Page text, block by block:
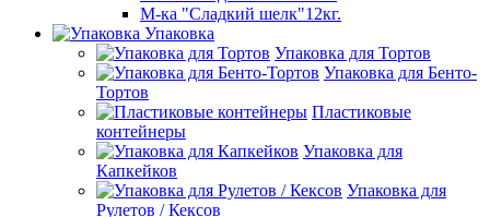
М-ка "Сладкий шелк"12кг.
Упаковка
Упаковка для Тортов
Упаковка для Бенто-
Тортов
Пластиковые
контейнеры
Упаковка для
Капкейков
Упаковка для
Рулетов / Кексов